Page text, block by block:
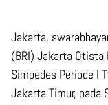
Jakarta,
(BRI) Jakarta Otista
Simpedes Periode I
Jakarta Timur, pada